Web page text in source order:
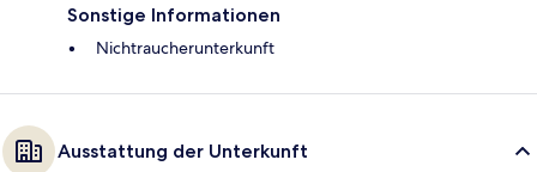
Sonstige Informationen
Nichtraucherunterkunft
Ausstattung der Unterkunft